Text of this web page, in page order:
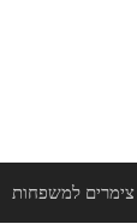
צימרים למשפחות